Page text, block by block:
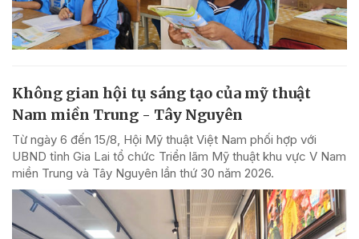
Không gian hội tụ sáng tạo của mỹ thuật
Nam miền Trung - Tây Nguyên
Từ ngày 6 đến 15/8, Hội Mỹ thuật Việt Nam phối hợp với
UBND tỉnh Gia Lai tổ chức Triển lãm Mỹ thuật khu vực V Nam
miền Trung và Tây Nguyên lần thứ 30 năm 2026.